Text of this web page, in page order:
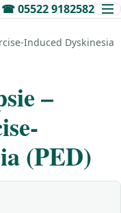
☎05522 9182582
Induced Dyskinesia
–
(PED)